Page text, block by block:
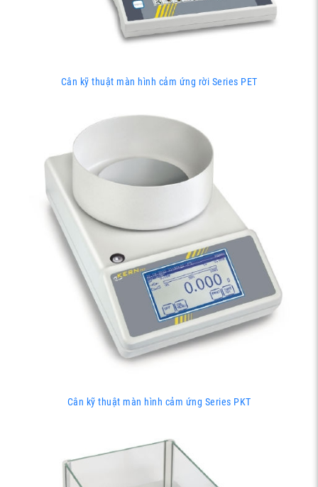
Cân kỹ thuật màn hình cảm ứng rời Series PET
Cân kỹ thuật màn hình cảm ứng Series PKT